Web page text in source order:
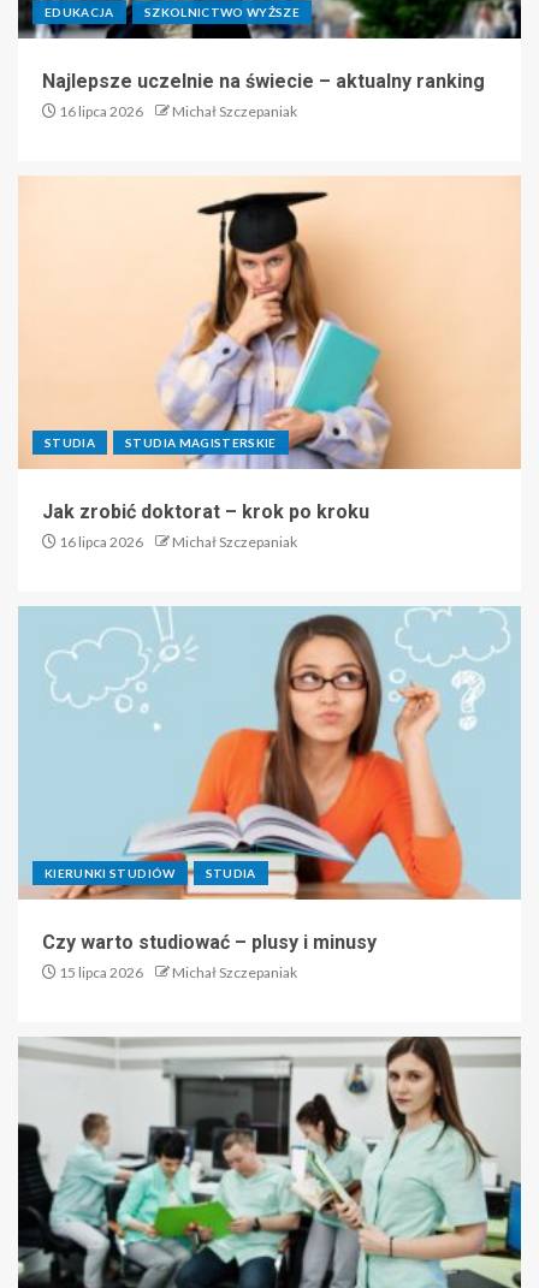
EDUKACJA SZKOLNICTWO WYŻSZE
Najlepsze uczelnie na świecie – aktualny ranking
16 lipca 2026 Michał Szczepaniak
STUDIA STUDIA MAGISTERSKIE
Jak zrobić doktorat – krok po kroku
16 lipca 2026 Michał Szczepaniak
KIERUNKI STUDIÓW STUDIA
Czy warto studiować – plusy i minusy
15 lipca 2026 Michał Szczepaniak